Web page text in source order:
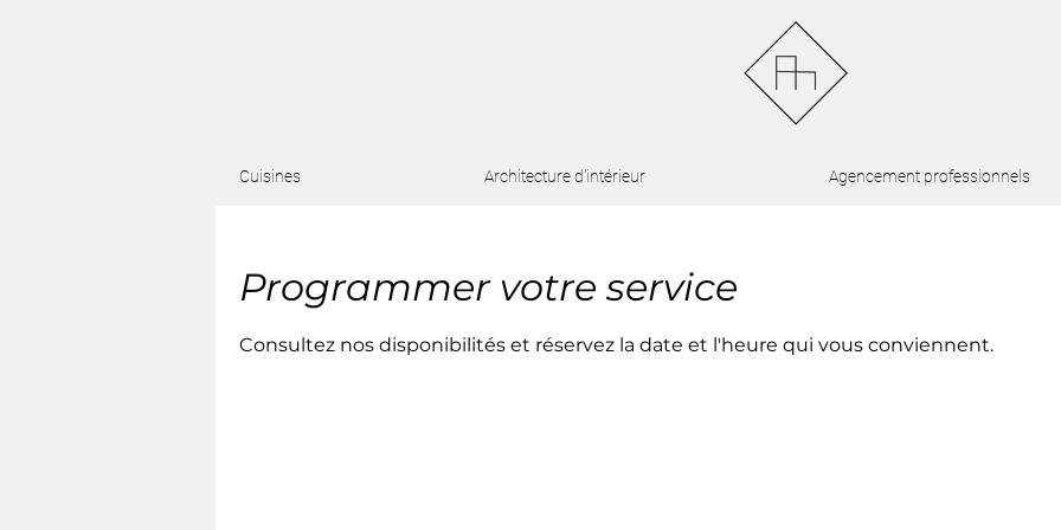
Cuisines Architecture d'intérieur Agencement professionnels
Programmer votre service
Consultez nos disponibilités et réservez la date et l'heure qui vous conviennent.